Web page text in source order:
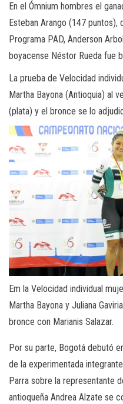
En el Ómnium hombres el
Esteban Arango (147
Programa PAD, Anderson
boyacense Néstor Rueda fue
La prueba de Velocidad
Martha Bayona (Antioquia) al
(plata) y el bronce se lo
Em la Velocidad individual
Martha Bayona y Juliana
bronce con Marianis Salazar.
Por su parte, Bogotá debutó
de la experimentada
Parra sobre la representante
antioqueña Andrea Alzate se